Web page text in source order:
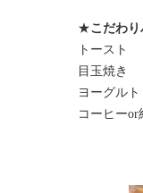
★こだわ
トースト
目玉焼き
ヨーグルト
コーヒーor